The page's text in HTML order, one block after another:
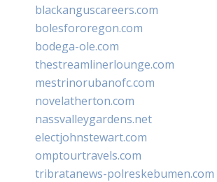
blackanguscareers.com
bolesfororegon.com
bodega-ole.com
thestreamlinerlounge.com
mestrinorubanofc.com
novelatherton.com
nassvalleygardens.net
electjohnstewart.com
omptourtravels.com
tribratanews-polreskebumen.com